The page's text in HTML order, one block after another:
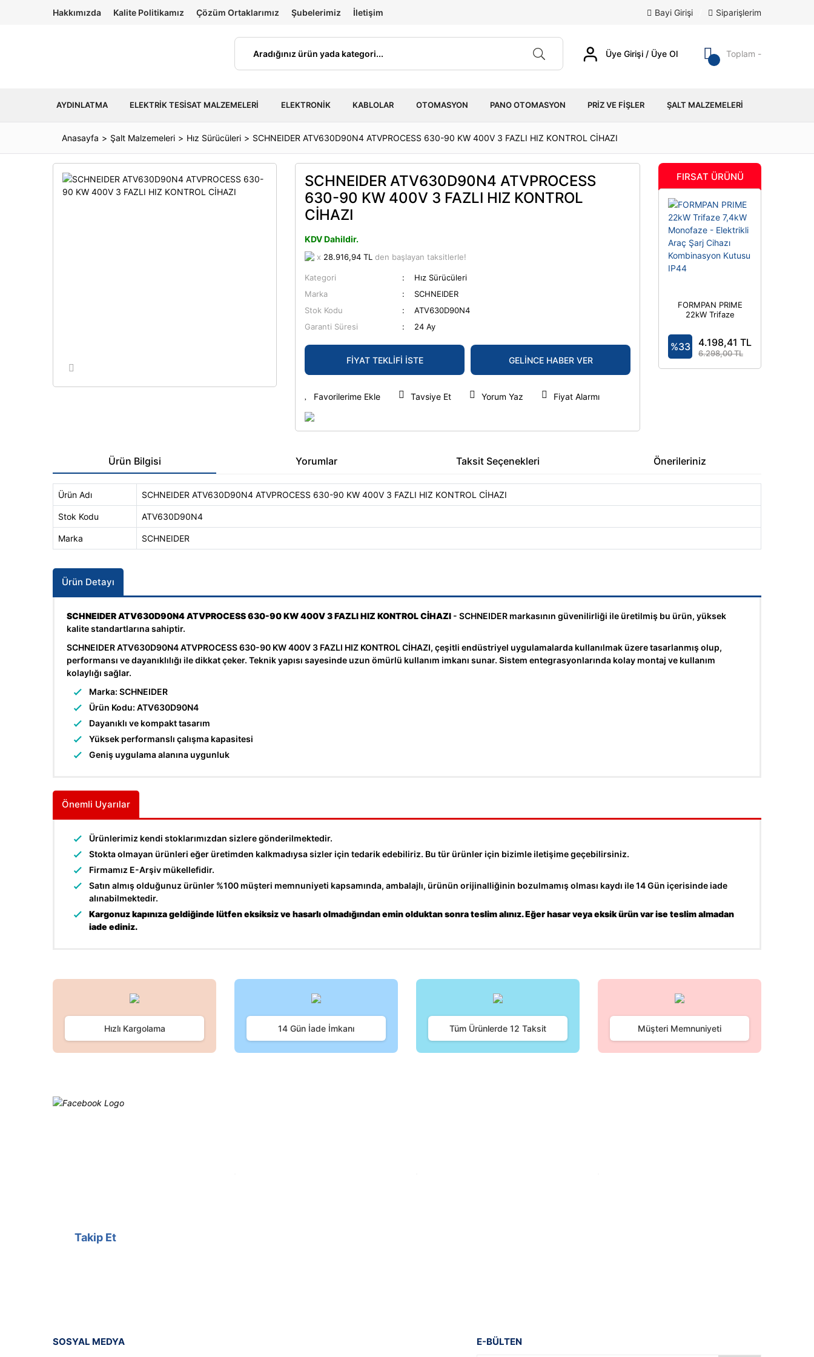
Hakkımızda Kalite Politikamız Çözüm Ortaklarımız Şubelerimiz İletişim Bayi Girişi Siparişlerim
Üye Girişi / Üye Ol Toplam -
AYDINLATMA ELEKTRIK TESISAT MALZEMELERI ELEKTRONIK KABLOLAR OTOMASYON PANO OTOMASYON PRIZ VE FIŞLER ŞALT MALZEMELERI
Anasayfa Şalt Malzemeleri Hız Sürücüleri SCHNEIDER ATV630D90N4 ATVPROCESS 630-90 KW 400V 3 FAZLI HIZ KONTROL CİHAZI
SCHNEIDER ATV630D90N4 ATVPROCESS
630-90 KW 400V 3 FAZLI HIZ KONTROL
CİHAZI
KDV Dahildir.
x 28.916,94 TL den başlayan taksitlerle!
Kategori
Hız Sürücüleri
Marka
SCHNEIDER
Stok Kodu
ATV630D90N4
Garanti Süresi
24 Ay
FİYAT TEKLİFİ İSTE GELİNCE HABER VER
Tavsiye Et Yorum Yaz Fiyat Alarmı
FIRSAT ÜRÜNÜ
FORMPAN PRIME
22kW Trifaze
- Elektrikli Araç
Şarj Cihazı
Kombinasyon
%33 4.198,41 TL
6.298,00 TL
Ürün Bilgisi Yorumlar Taksit Seçenekleri Önerileriniz
Ürün Adı SCHNEIDER ATV630D90N4 ATVPROCESS 630-90 KW 400V 3 FAZLI HIZ KONTROL CİHAZI
Stok Kodu ATV630D90N4
Marka SCHNEIDER
Ürün Detayı
SCHNEIDER ATV630D90N4 ATVPROCESS 630-90 KW 400V 3 FAZLI HIZ KONTROL CİHAZI - SCHNEIDER markasının güvenilirliği ile üretilmiş bu ürün, yüksek
kalite standartlarına sahiptir.
SCHNEIDER ATV630D90N4 ATVPROCESS 630-90 KW 400V 3 FAZLI HIZ KONTROL CİHAZI, çeşitli endüstriyel uygulamalarda kullanılmak üzere tasarlanmış olup,
performansı ve dayanıklılığı ile dikkat çeker. Teknik yapısı sayesinde uzun ömürlü kullanım imkanı sunar. Sistem entegrasyonlarında kolay montaj ve kullanım
kolaylığı sağlar.
Marka: SCHNEIDER
Ürün Kodu: ATV630D90N4
Dayanıklı ve kompakt tasarım
Yüksek performanslı çalışma kapasitesi
Geniş uygulama alanına uygunluk
Önemli Uyarılar
Ürünlerimiz kendi stoklarımızdan sizlere gönderilmektedir.
Stokta olmayan ürünleri eğer üretimden kalkmadıysa sizler için tedarik edebiliriz. Bu tür ürünler için bizimle iletişime geçebilirsiniz.
Firmamız E-Arşiv mükellefidir.
Satın almış olduğunuz ürünler %100 müşteri memnuniyeti kapsamında, ambalajlı, ürünün orijinalliğinin bozulmamış olması kaydı ile 14 Gün içerisinde iade
alınabilmektedir.
Kargonuz kapınıza geldiğinde lütfen eksiksiz ve hasarlı olmadığından emin olduktan sonra teslim alınız. Eğer hasar veya eksik ürün var ise teslim almadan
iade ediniz.
Ürün resmi kalitesiz, bozuk veya görüntülenemiyor.
Ürün açıklamasında eksik bilgiler bulunuyor.
Ürün bilgilerinde hatalar bulunuyor.
Hızlı Kargolama 14 Gün İade İmkanı Tüm Ürünlerde 12 Taksit Müşteri Memnuniyeti
Takip Et
SOSYAL MEDYA E-BÜLTEN